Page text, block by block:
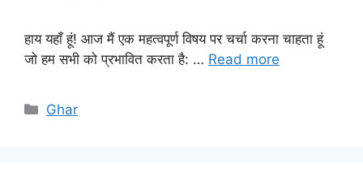
हाय यहाँ हूं! आज मैं एक महत्वपूर्ण विषय पर चर्चा करना चाहता हूं
जो हम सभी को प्रभावित करता है: … Read more
Categories
Ghar